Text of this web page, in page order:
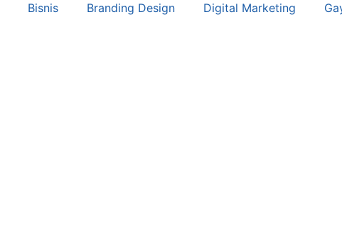
Bisnis Branding Design Digital Marketing